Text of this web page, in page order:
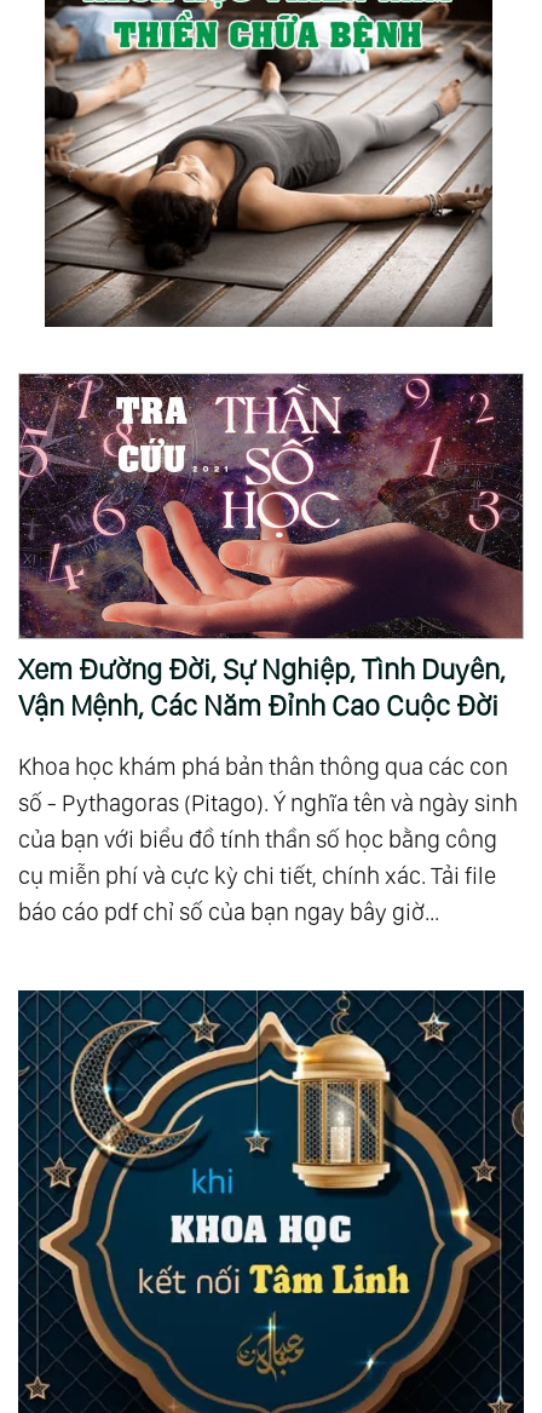
Xem Đường Đời, Sự Nghiệp, Tình Duyên,
Vận Mệnh, Các Năm Đỉnh Cao Cuộc Đời
Khoa học khám phá bản thân thông qua các con
số - Pythagoras (Pitago). Ý nghĩa tên và ngày sinh
của bạn với biểu đồ tính thần số học bằng công
cụ miễn phí và cực kỳ chi tiết, chính xác. Tải file
báo cáo pdf chỉ số của bạn ngay bây giờ...